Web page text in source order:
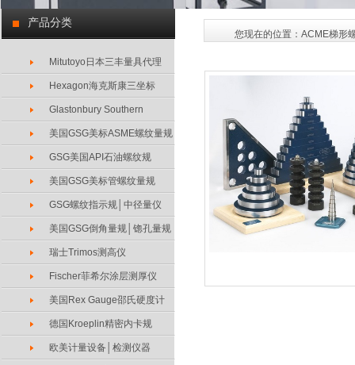
您现在的位置： ACME梯形
产品分类
Mitutoyo日本三丰量具代理
Hexagon海克斯康三坐标
Glastonbury Southern
美国GSG美标ASME螺纹量规
GSG美国API石油螺纹规
美国GSG美标管螺纹量规
GSG螺纹指示规│中径量仪
美国GSG倒角量规│锪孔量规
瑞士Trimos测高仪
Fischer菲希尔涂层测厚仪
美国Rex Gauge邵氏硬度计
德国Kroeplin精密内卡规
欧美计量设备│检测仪器